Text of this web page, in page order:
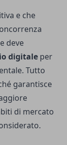
e che
deve
digitale per
Tutto
garantisce
di mercato